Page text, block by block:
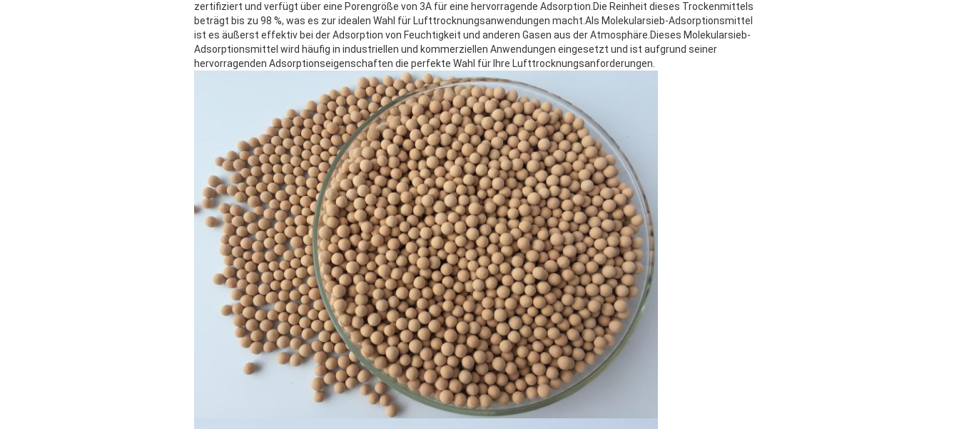
zertifiziert und verfügt über eine Porengröße von 3A für eine hervorragende Adsorption.Die Reinheit dieses Trockenmittels
beträgt bis zu 98 %, was es zur idealen Wahl für Lufttrocknungsanwendungen macht.Als Molekularsieb-Adsorptionsmittel
ist es äußerst effektiv bei der Adsorption von Feuchtigkeit und anderen Gasen aus der Atmosphäre.Dieses Molekularsieb-
Adsorptionsmittel wird häufig in industriellen und kommerziellen Anwendungen eingesetzt und ist aufgrund seiner
hervorragenden Adsorptionseigenschaften die perfekte Wahl für Ihre Lufttrocknungsanforderungen.